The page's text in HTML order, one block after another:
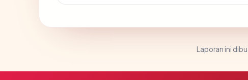
Laporan ini